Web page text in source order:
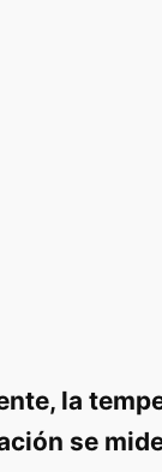
la
se